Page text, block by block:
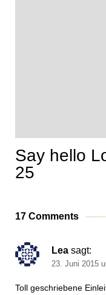
Say hello
25
17 Comments
Lea sagt:
23. Juni 2015
Toll geschriebene